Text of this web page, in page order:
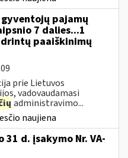
pajamų
7 dalies...1
paaiškinimų
prie Lietuvos
vadovaudamasi
administravimo...
naujiena
31 d. įsakymo Nr. VA-